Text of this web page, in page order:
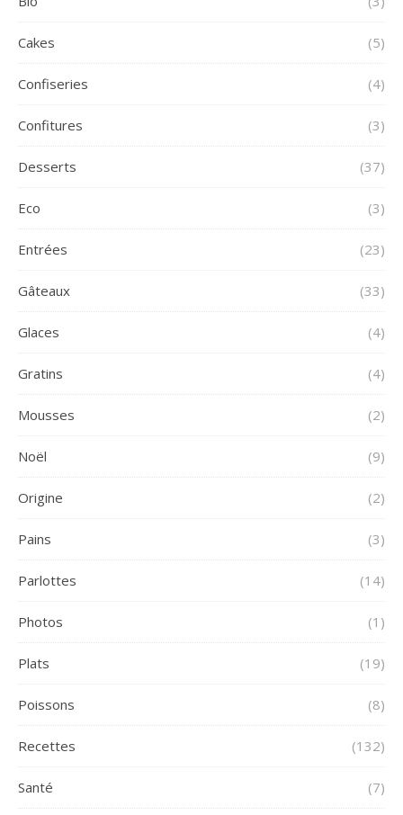
Cakes (5)
Confiseries (4)
Confitures (3)
Desserts (37)
Eco (3)
Entrées (23)
Gâteaux (33)
Glaces (4)
Gratins (4)
Mousses (2)
Noël (9)
Origine (2)
Pains (3)
Parlottes (14)
Photos (1)
Plats (19)
Poissons (8)
Recettes (132)
Santé (7)